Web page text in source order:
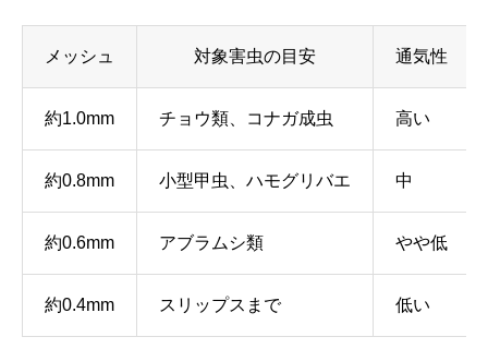
メッシュ 対象害虫の目安 通気性
約1.0mm チョウ類、コナガ成虫 高い
約0.8mm 小型甲虫、ハモグリバエ 中
約0.6mm アブラムシ類 やや低
約0.4mm スリップスまで 低い